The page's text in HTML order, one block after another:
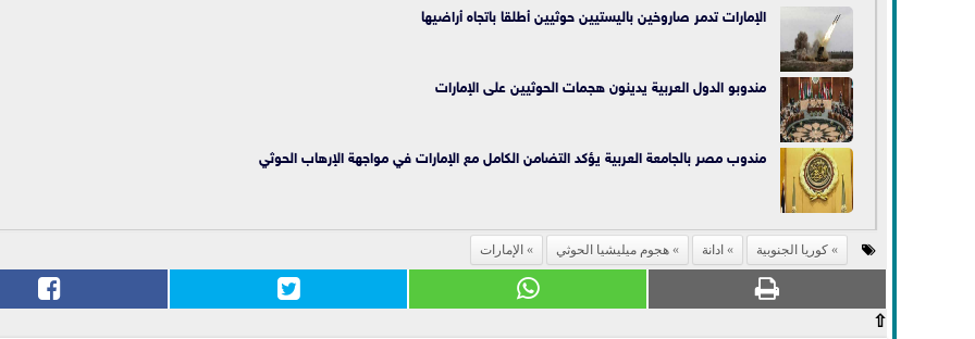
الإمارات تدمر صاروخين باليستيين حوثيين أطلقا باتجاه أراضيها
مندوبو الدول العربية يدينون هجمات الحوثيين على الإمارات
مندوب مصر بالجامعة العربية يؤكد التضامن الكامل مع الإمارات في مواجهة الإرهاب الحوثي
كوريا الجنوبية ادانة هجوم ميليشيا الحوثي الإمارات
⇧